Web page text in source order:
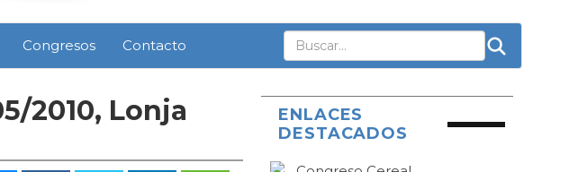
Congresos Contacto
2010, Lonja
ENLACES
DESTACADOS